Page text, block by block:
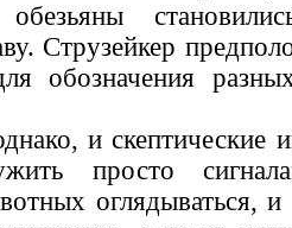
обезьяны
Струзейкер
обозначения
и скептические
просто
оглядываться,